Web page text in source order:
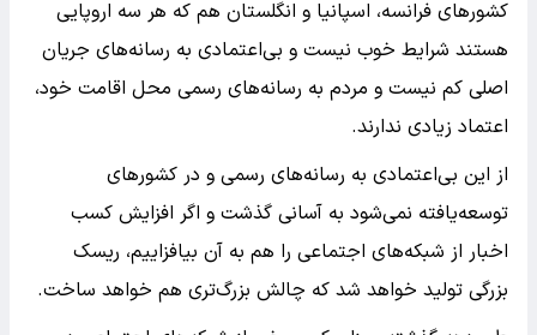
کشورهای فرانسه، اسپانیا و انگلستان هم که هر سه اروپایی
هستند شرایط خوب نیست و بی‌اعتمادی به رسانه‌های جریان
اصلی کم نیست و مردم به رسانه‌های رسمی محل اقامت خود،
اعتماد زیادی ندارند.
از این بی‌اعتمادی به رسانه‌های رسمی و در کشورهای
توسعه‌یافته نمی‌شود به آسانی گذشت و اگر افزایش کسب
اخبار از شبکه‌های اجتماعی را هم به آن بیافزاییم، ریسک‌
بزرگی تولید خواهد شد که چالش‌ بزرگ‌تری هم خواهد ساخت.